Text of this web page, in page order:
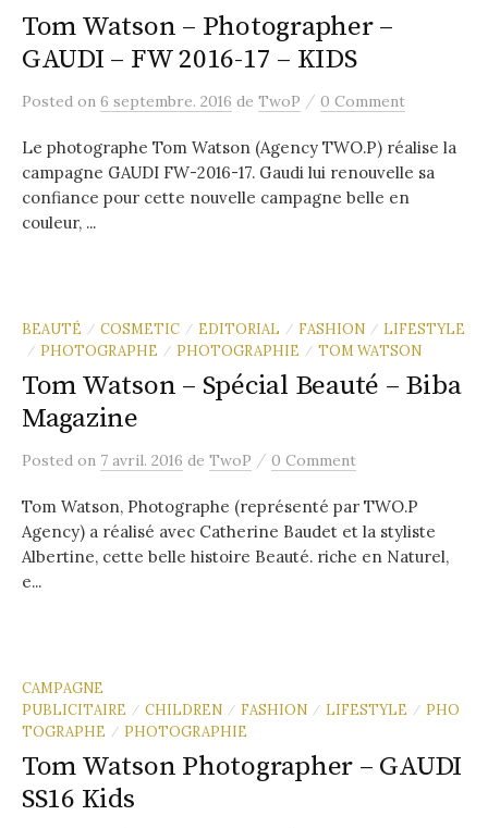
Tom Watson – Photographer –
GAUDI – FW 2016-17 – KIDS
Posted on 6 septembre. 2016 de TwoP / 0 Comment
Le photographe Tom Watson (Agency TWO.P) réalise la
campagne GAUDI FW-2016-17. Gaudi lui renouvelle sa
confiance pour cette nouvelle campagne belle en
couleur, ...
BEAUTÉ / COSMETIC / EDITORIAL / FASHION / LIFESTYLE
/ PHOTOGRAPHE / PHOTOGRAPHIE / TOM WATSON
Tom Watson – Spécial Beauté – Biba
Magazine
Posted on 7 avril. 2016 de TwoP / 0 Comment
Tom Watson, Photographe (représenté par TWO.P
Agency) a réalisé avec Catherine Baudet et la styliste
Albertine, cette belle histoire Beauté. riche en Naturel,
e...
CAMPAGNE
PUBLICITAIRE
/ CHILDREN / FASHION / LIFESTYLE / PHO
TOGRAPHE
/ PHOTOGRAPHIE
Tom Watson Photographer – GAUDI
SS16 Kids